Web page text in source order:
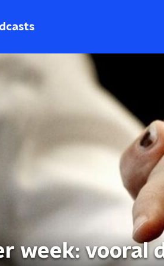
week: vooral